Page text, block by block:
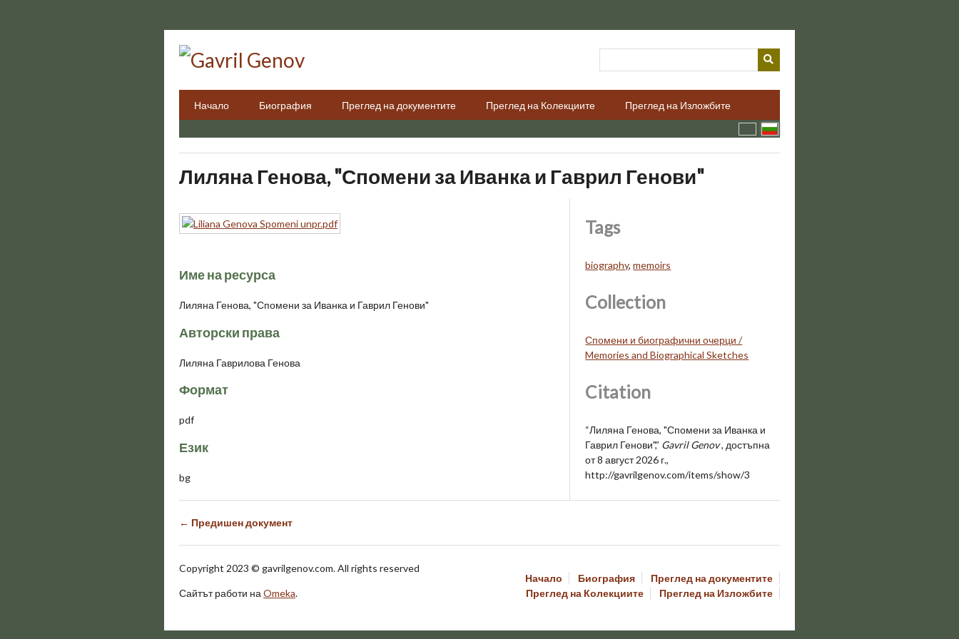
Начало
Биография Преглед на документите Преглед на Колекциите Преглед на Изложбите
Лиляна Генова, "Спомени за Иванка и Гаврил Генови"
Име на ресурса
Лиляна Генова, "Спомени за Иванка и Гаврил Генови"
Авторски права
Лиляна Гаврилова Генова
Формат
pdf
Език
bg
Tags
biography,memoirs
Collection
Спомени и биографични очерци /
Memories and Biographical Sketches
Citation
“Лиляна Генова, "Спомени за Иванка и
Гаврил Генови",” Gavril Genov, достъпна
от 8 август 2026 г.,
http://gavrilgenov.com/items/show/3
← Предишен документ
Начало Биография
Преглед на документите
Преглед на Колекциите
Преглед на Изложбите
Copyright 2023 © gavrilgenov.com. All rights reserved
Сайтът работи на Omeka.